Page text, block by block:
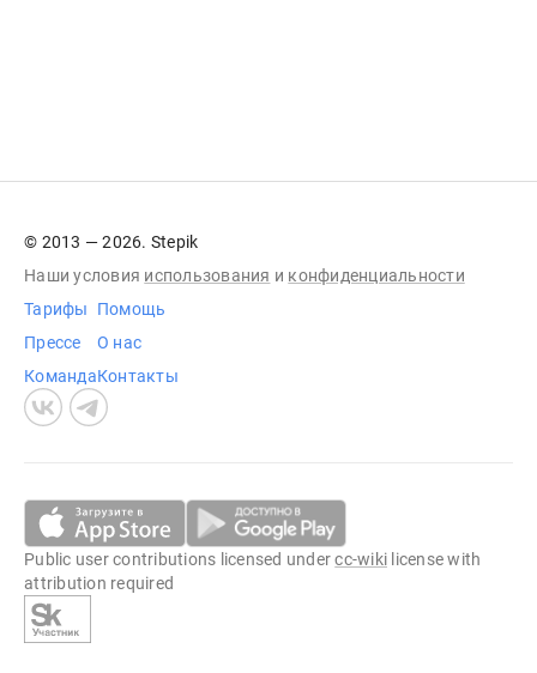
© 2013 — 2026. Stepik
Наши условия использования и конфиденциальности
Тарифы
Прессе
Команда
Помощь
О нас
Контакты
Public user contributions licensed undercc-wiki license with
attribution required